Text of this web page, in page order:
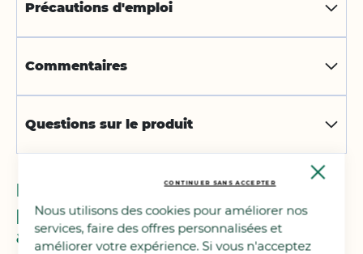
Close
Nous utilisons des cookies pour améliorer nos
services, faire des offres personnalisées et
améliorer votre expérience. Si vous n'acceptez
CONTINUER SANS ACCEPTER
Précautions d'emploi
Commentaires
Questions sur le produit
Nous avons trouvé d'autres
produits que vous pourriez
aimer !